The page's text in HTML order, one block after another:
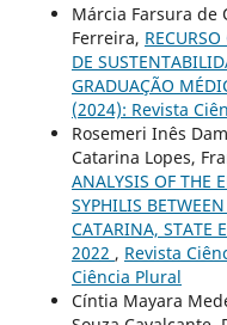
Márcia Farsura de
Ferreira,
DE
GRADUAÇÃO
(2024): Revista
Rosemeri Inês
Catarina Lopes,
ANALYSIS OF THE
SYPHILIS
CATARINA, STATE
2022 , Revista
Ciência Plural
Cíntia Mayara